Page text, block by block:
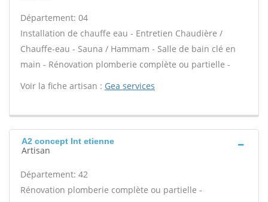
Département: 04
Installation de chauffe eau - Entretien Chaudière /
Chauffe-eau - Sauna / Hammam - Salle de bain clé en
main - Rénovation plomberie complète ou partielle -
Voir la fiche artisan : Gea services
A2 concept Int etienne
Artisan
Département: 42
Rénovation plomberie complète ou partielle -